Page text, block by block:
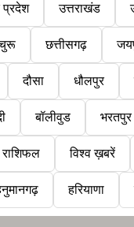
प्रदेश उत्तराखंड
छत्तीसगढ़
दौसा धौलपुर
बॉलीवुड भरतपुर
राशिफल विश्व ख़बरें
हरियाणा